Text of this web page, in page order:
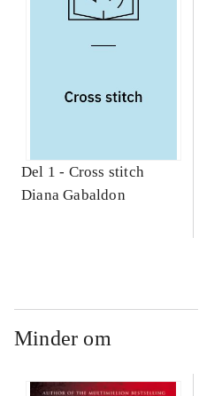
Del 1 - Cross stitch
Diana Gabaldon
Minder om